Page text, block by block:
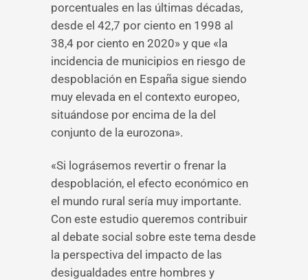
porcentuales en las últimas décadas,
desde el 42,7 por ciento en 1998 al
38,4 por ciento en 2020» y que «la
incidencia de municipios en riesgo de
despoblación en España sigue siendo
muy elevada en el contexto europeo,
situándose por encima de la del
conjunto de la eurozona».
«Si lográsemos revertir o frenar la
despoblación, el efecto económico en
el mundo rural sería muy importante.
Con este estudio queremos contribuir
al debate social sobre este tema desde
la perspectiva del impacto de las
desigualdades entre hombres y